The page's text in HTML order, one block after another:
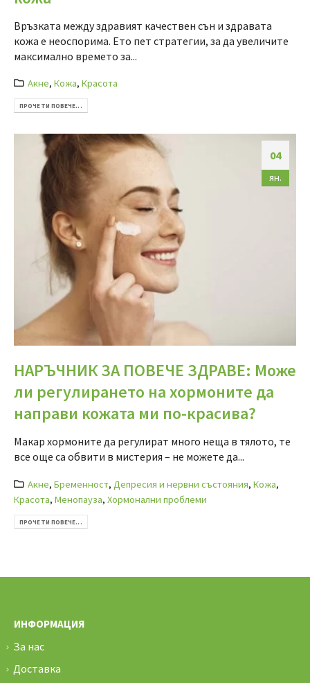
Връзката между здравият качествен сън и здравата
кожа е неоспорима. Ето пет стратегии, за да увеличите
максимално времето за...
Акне,Кожа,Красота
ПРОЧЕТИ ПОВЕЧЕ...
04
ян.
НАРЪЧНИК ЗА ПОВЕЧЕ ЗДРАВЕ: Може
ли регулирането на хормоните да
направи кожата ми по-красива?
Макар хормоните да регулират много неща в тялото, те
все още са обвити в мистерия – не можете да...
Акне,Бременност,Депресия и нервни състояния,Кожа,
Красота, Менопауза, Хормонални проблеми
ПРОЧЕТИ ПОВЕЧЕ...
ИНФОРМАЦИЯ
За нас
Доставка